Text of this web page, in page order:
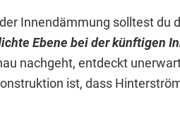
Innendämmung solltest du
Ebene bei der künftigen
nachgeht, entdeckt
ist, dass